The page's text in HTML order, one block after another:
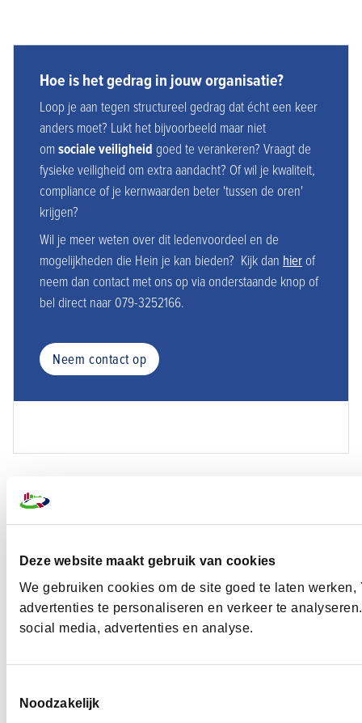
Deze website maakt gebruik van cookies
We gebruiken cookies om de site goed te laten werken,
advertenties te personaliseren en verkeer te
social media, advertenties en analyse.
Noodzakelijk
Hoe is het gedrag in jouw organisatie?
Loop je aan tegen structureel gedrag dat écht een keer
anders moet? Lukt het bijvoorbeeld maar niet
omsociale veiligheid goed te verankeren? Vraagt de
fysieke veiligheid om extra aandacht? Of wil je kwaliteit,
compliance of je kernwaarden beter 'tussen de oren'
krijgen?
Wil je meer weten over dit ledenvoordeel en de
mogelijkheden die Hein je kan bieden? Kijk dan hierof
neem dan contact met ons op via onderstaande knop of
bel direct naar 079-3252166.
Neem contact op
BNL Ledenvoordeel
Profiteer van voordeel op producten en
diensten die perfect aansluiten op de
bouw- en infrasector